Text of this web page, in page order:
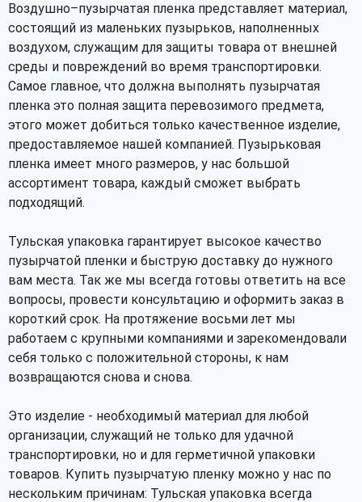
Воздушно–пузырчатая пленка представляет материал,
состоящий из маленьких пузырьков, наполненных
воздухом, служащим для защиты товара от внешней
среды и повреждений во время транспортировки.
Самое главное, что должна выполнять пузырчатая
пленка это полная защита перевозимого предмета,
этого может добиться только качественное изделие,
предоставляемое нашей компанией. Пузырьковая
пленка имеет много размеров, у нас большой
ассортимент товара, каждый сможет выбрать
подходящий.
Тульская упаковка гарантирует высокое качество
пузырчатой пленки и быструю доставку до нужного
вам места. Так же мы всегда готовы ответить на все
вопросы, провести консультацию и оформить заказ в
короткий срок. На протяжение восьми лет мы
работаем с крупными компаниями и зарекомендовали
себя только с положительной стороны, к нам
возвращаются снова и снова.
Это изделие - необходимый материал для любой
организации, служащий не только для удачной
транспортировки, но и для герметичной упаковки
товаров. Купить пузырчатую пленку можно у нас по
нескольким причинам: Тульская упаковка всегда